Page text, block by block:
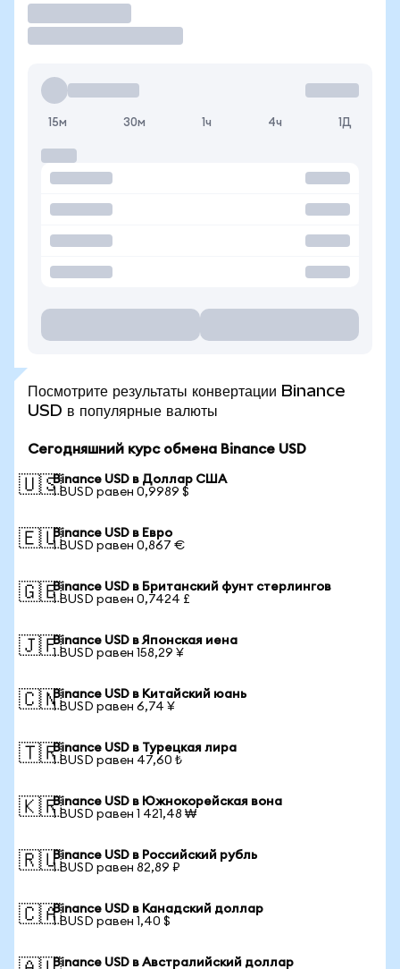
15м 30м 1ч 4ч 1Д
Посмотрите результаты конвертации Binance
USD в популярные валюты
Сегодняшний курс обмена Binance USD
🇺🇸Binance USD в Доллар США
1 BUSD равен 0,9989 $
🇪🇺Binance USD в Евро
1 BUSD равен 0,867 €
🇬🇧Binance USD в Британский фунт стерлингов
1 BUSD равен 0,7424 £
🇯🇵Binance USD в Японская иена
1 BUSD равен 158,29 ¥
🇨🇳Binance USD в Китайский юань
1 BUSD равен 6,74 ¥
🇹🇷Binance USD в Турецкая лира
1 BUSD равен 47,60 ₺
🇰🇷Binance USD в Южнокорейская вона
1 BUSD равен 1 421,48 ₩
🇷🇺Binance USD в Российский рубль
1 BUSD равен 82,89 ₽
🇨🇦Binance USD в Канадский доллар
1 BUSD равен 1,40 $
Binance USD в Австралийский доллар